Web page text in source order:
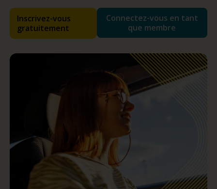
Inscrivez-vous
gratuitement
Connectez-vous en tant
que membre